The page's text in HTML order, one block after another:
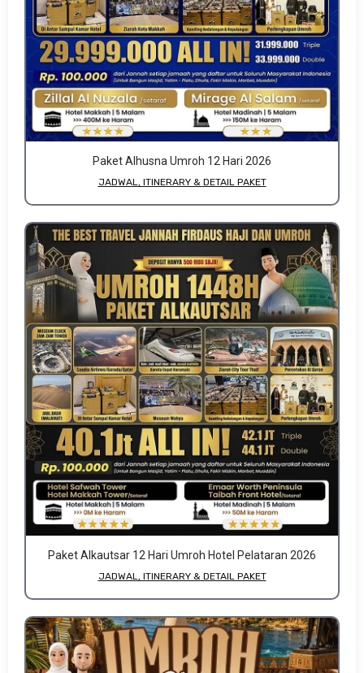
Paket Alhusna Umroh 12 Hari 2026
JADWAL, ITINERARY & DETAIL PAKET
Paket Alkautsar 12 Hari Umroh Hotel Pelataran 2026
JADWAL, ITINERARY & DETAIL PAKET